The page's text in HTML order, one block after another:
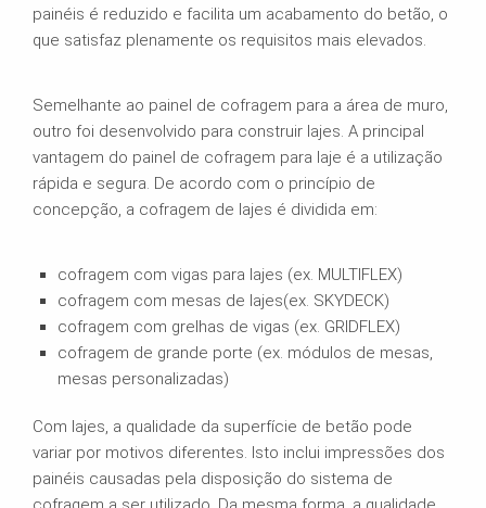
painéis é reduzido e facilita um acabamento do betão, o
que satisfaz plenamente os requisitos mais elevados.
Semelhante ao painel de cofragem para a área de muro,
outro foi desenvolvido para construir lajes. A principal
vantagem do painel de cofragem para laje é a utilização
rápida e segura. De acordo com o princípio de
concepção, a cofragem de lajes é dividida em:
cofragem com vigas para lajes (ex. MULTIFLEX)
cofragem com mesas de lajes(ex. SKYDECK)
cofragem com grelhas de vigas (ex. GRIDFLEX)
cofragem de grande porte (ex. módulos de mesas,
mesas personalizadas)
Com lajes, a qualidade da superfície de betão pode
variar por motivos diferentes. Isto inclui impressões dos
painéis causadas pela disposição do sistema de